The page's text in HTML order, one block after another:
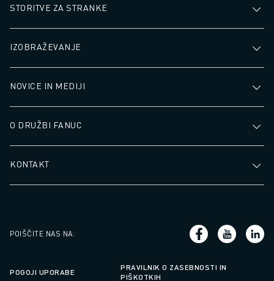
STORITVE ZA STRANKE
IZOBRAŽEVANJE
NOVICE IN MEDIJI
O DRUŽBI FANUC
KONTAKT
POIŠČITE NAS NA:
POGOJI UPORABE
PRAVILNIK O ZASEBNOSTI IN
PIŠKOTKIH